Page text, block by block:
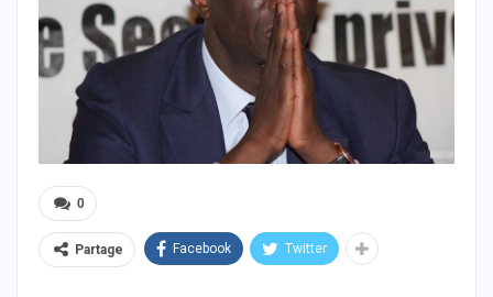
0
Partage Facebook Twitter